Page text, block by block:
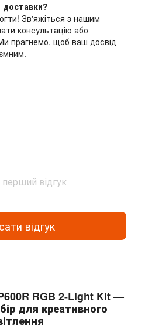
Зв'яжіться з нашим
консультацію або
прагнемо, щоб ваш досвід
відгук
відгук
RGB 2-Light Kit —
для креативного